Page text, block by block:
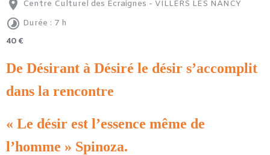
Centre Culturel des Ecraignes - VILLERS LES NANCY
Durée : 7 h
40 €
De Désirant à Désiré le désir s’accomplit
dans la rencontre
« Le désir est l’essence même de
l’homme » Spinoza.